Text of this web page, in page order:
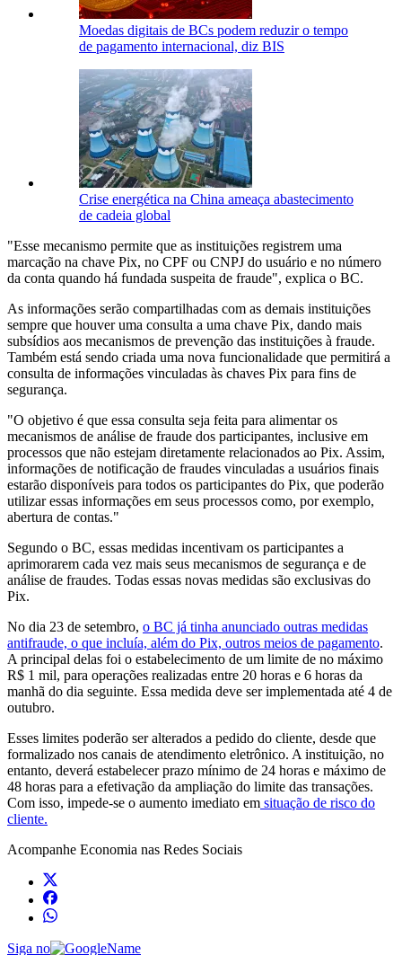
Moedas digitais de BCs podem reduzir o tempo
de pagamento internacional, diz BIS
Crise energética na China ameaça abastecimento
de cadeia global
"Esse mecanismo permite que as instituições registrem uma
marcação na chave Pix, no CPF ou CNPJ do usuário e no número
da conta quando há fundada suspeita de fraude", explica o BC.
As informações serão compartilhadas com as demais instituições
sempre que houver uma consulta a uma chave Pix, dando mais
subsídios aos mecanismos de prevenção das instituições à fraude.
Também está sendo criada uma nova funcionalidade que permitirá a
consulta de informações vinculadas às chaves Pix para fins de
segurança.
"O objetivo é que essa consulta seja feita para alimentar os
mecanismos de análise de fraude dos participantes, inclusive em
processos que não estejam diretamente relacionados ao Pix. Assim,
informações de notificação de fraudes vinculadas a usuários finais
estarão disponíveis para todos os participantes do Pix, que poderão
utilizar essas informações em seus processos como, por exemplo,
abertura de contas."
Segundo o BC, essas medidas incentivam os participantes a
aprimorarem cada vez mais seus mecanismos de segurança e de
análise de fraudes. Todas essas novas medidas são exclusivas do
Pix.
No dia 23 de setembro, o BC já tinha anunciado outras medidas
antifraude, o que incluía, além do Pix, outros meios de pagamento.
A principal delas foi o estabelecimento de um limite de no máximo
R$ 1 mil, para operações realizadas entre 20 horas e 6 horas da
manhã do dia seguinte. Essa medida deve ser implementada até 4 de
outubro.
Esses limites poderão ser alterados a pedido do cliente, desde que
formalizado nos canais de atendimento eletrônico. A instituição, no
entanto, deverá estabelecer prazo mínimo de 24 horas e máximo de
48 horas para a efetivação da ampliação do limite das transações.
Com isso, impede-se o aumento imediato em situação de risco do
cliente.
Acompanhe Economia nas Redes Sociais
Siga no